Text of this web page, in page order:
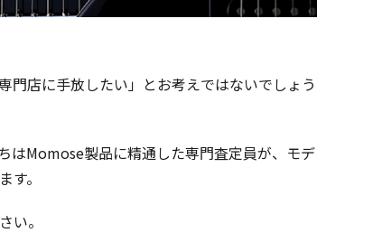
門店に手放したい」とお考えではないでしょう
はMomose製品に精通した専門査定員が、モデ
す。
い。